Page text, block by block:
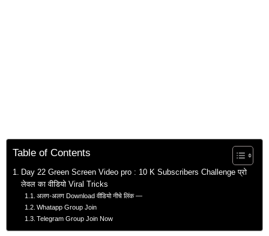
Table of Contents
Day 22 Green Screen Video pro : 10 K Subscribers Challenge प्रो
लेवल का वीडियो Viral Tricks
अलग-अलग Download वीडियो नीचे लिंक —
Whatapp Group Join
Telegram Group Join Now